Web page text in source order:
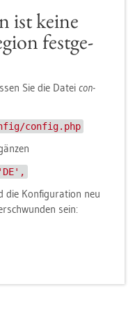
ist keine
fest­ge­
Sie die Datei con­
config.php
die Kon­fi­gu­ra­ti­on neu
sein: